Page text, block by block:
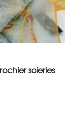
soieries